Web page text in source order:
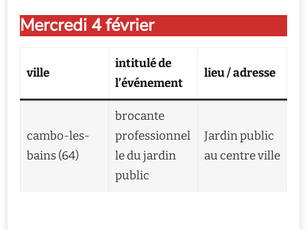
Mercredi 4 février
ville
intitulé de
l’événement
lieu / adresse
cambo-les-
bains (64)
brocante
professionnel
le du jardin
public
Jardin public
au centre ville